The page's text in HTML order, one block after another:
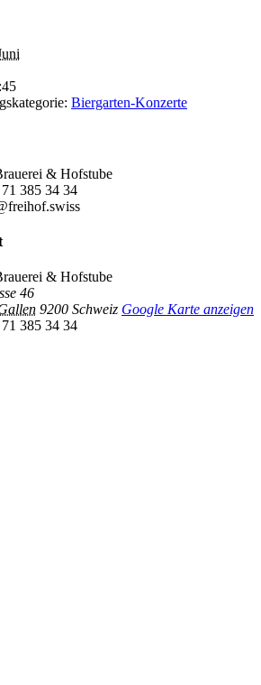
Biergarten-Konzerte
& Hofstube
385 34 34
& Hofstube
46
9200 Schweiz Google Karte anzeigen
385 34 34